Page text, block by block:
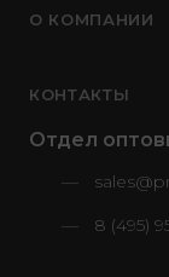
О КОМПАНИИ
КОНТАКТЫ
Отдел
8 (495)